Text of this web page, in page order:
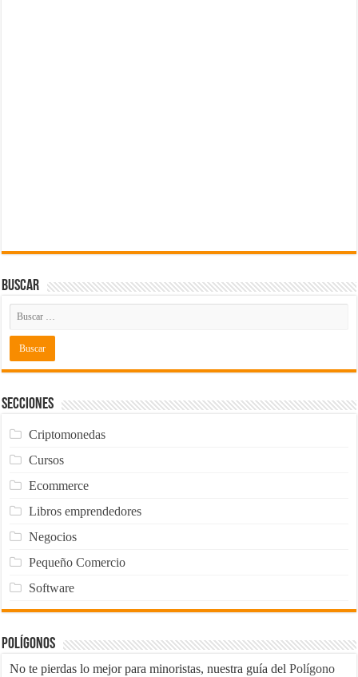
Buscar
Secciones
Criptomonedas
Cursos
Ecommerce
Libros emprendedores
Negocios
Pequeño Comercio
Software
Polígonos
No te pierdas lo mejor para minoristas, nuestra guía delPolígono